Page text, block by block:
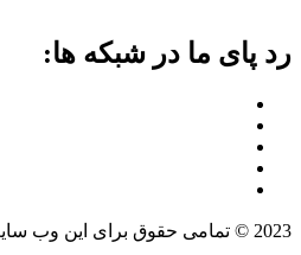
رد پای ما در شبکه ها:
2023 © تمامی حقوق برای این وب سایت محفوظ است | طراحی و پشتیبانی :